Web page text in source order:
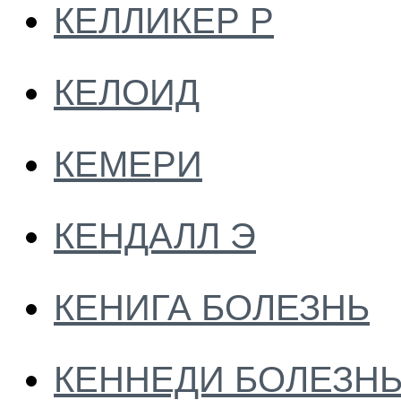
КЕЛЛИКЕР Р
КЕЛОИД
КЕМЕРИ
КЕНДАЛЛ Э
КЕНИГА БОЛЕЗНЬ
КЕННЕДИ